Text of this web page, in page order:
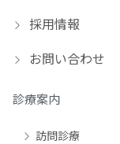
採用情報
お問い合わせ
診療案内
訪問診療